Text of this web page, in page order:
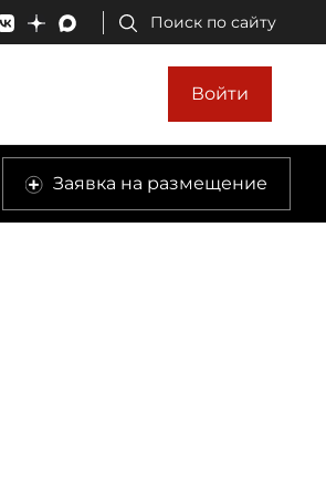
Поиск по сайту
Войти
Заявка на размещение